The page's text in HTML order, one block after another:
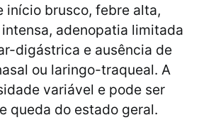
início brusco, febre alta,
adenopatia limitada
digástrica e ausência de
ou laringo-traqueal. A
variável e pode ser
queda do estado geral.